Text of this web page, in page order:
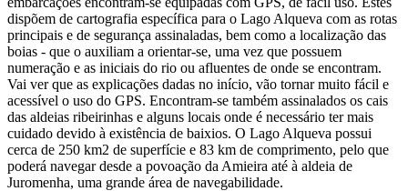
dispõem de cartografia específica para o Lago Alqueva com as rotas
principais e de segurança assinaladas, bem como a localização das
boias - que o auxiliam a orientar-se, uma vez que possuem
numeração e as iniciais do rio ou afluentes de onde se encontram.
Vai ver que as explicações dadas no início, vão tornar muito fácil e
acessível o uso do GPS. Encontram-se também assinalados os cais
das aldeias ribeirinhas e alguns locais onde é necessário ter mais
cuidado devido à existência de baixios. O Lago Alqueva possui
cerca de 250 km2 de superfície e 83 km de comprimento, pelo que
poderá navegar desde a povoação da Amieira até à aldeia de
Juromenha, uma grande área de navegabilidade.